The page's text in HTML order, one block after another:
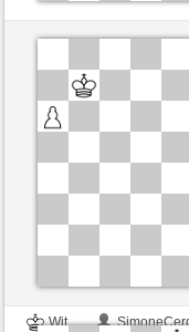
Wit
covid-19
Speelduur: 3 minutes/
Wit